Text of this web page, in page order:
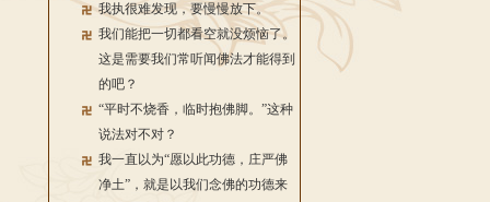
我执很难发现，要慢慢放下。
我们能把一切都看空就没烦恼了。
这是需要我们常听闻佛法才能得到
的吧？
“平时不烧香，临时抱佛脚。”这种
说法对不对？
我一直以为“愿以此功德，庄严佛
净土”，就是以我们念佛的功德来